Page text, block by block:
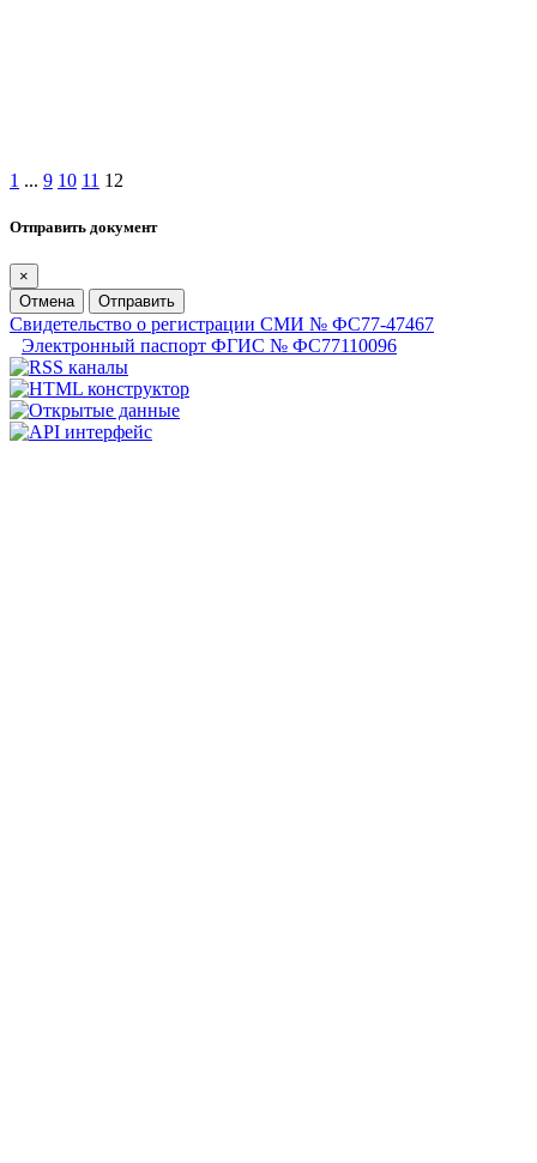
1 ... 9 10 11 12
Отправить документ
×
Отмена
Отправить
Свидетельство о регистрации СМИ № ФС77-47467
Электронный паспорт ФГИС № ФС77110096